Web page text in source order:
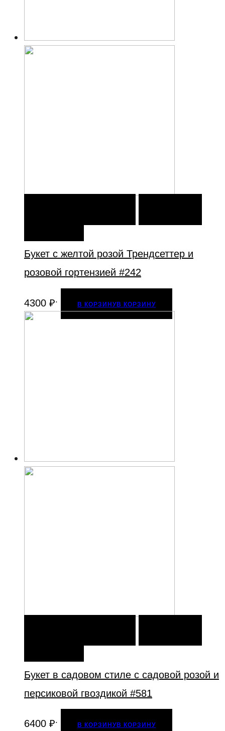
Букет с желтой розой Трендсеттер и
розовой гортензией #242
4300 ₽. В КОРЗИНУВ КОРЗИНУ
Букет в садовом стиле с садовой розой и
персиковой гвоздикой #581
6400 ₽. В КОРЗИНУВ КОРЗИНУ